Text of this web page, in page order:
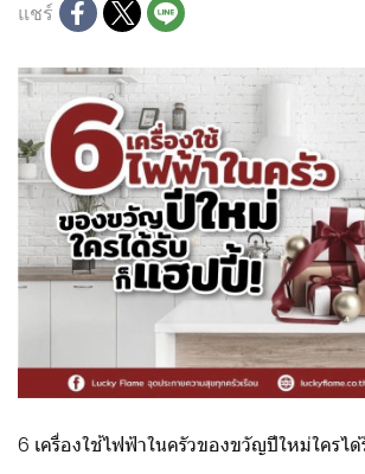
แชร์
6 เครื่องใช้ไฟฟ้าในครัวของขวัญปีใหม่ใครไ